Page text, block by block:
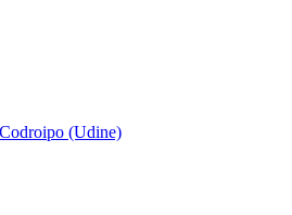
(Udine)